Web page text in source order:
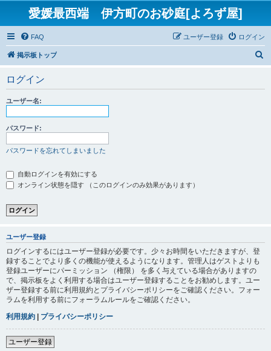
愛媛最西端 伊方町のお砂庭[よろず屋]
FAQ ログイン
ユーザー登録
掲示板トップ
ログイン
ユーザー名:
パスワード:
パスワードを忘れてしまいました
自動ログインを有効にする
オンライン状態を隠す （このログインのみ効果があります）
ユーザー登録
ログインするにはユーザー登録が必要です。少々お時間をいただきますが、登
録することでより多くの機能が使えるようになります。管理人はゲストよりも
登録ユーザーにパーミッション （権限） を多く与えている場合がありますの
で、掲示板をよく利用する場合はユーザー登録することをお勧めします。ユー
ザー登録する前に利用規約とプライバシーポリシーをご確認ください。フォー
ラムを利用する前にフォーラムルールをご確認ください。
利用規約 | プライバシーポリシー
ユーザー登録